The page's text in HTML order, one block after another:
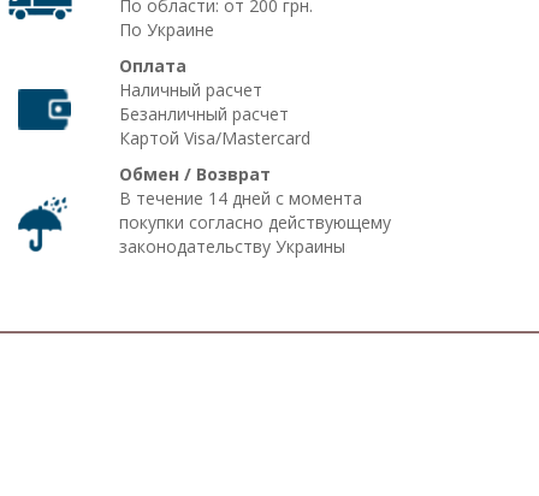
По области: от 200 грн.
По Украине
Оплата
Наличный расчет
Безанличный расчет
Картой Visa/Mastercard
Обмен / Возврат
В течение 14 дней с момента
покупки согласно действующему
законодательству Украины